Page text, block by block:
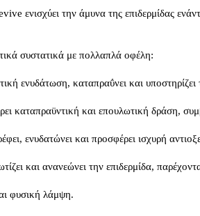
ενισχύει την άμυνα της επιδερμίδας
συστατικά με πολλαπλά οφέλη:
ενυδάτωση, καταπραΰνει και υποστηρίζει
και επουλωτική δράση,
ενυδατώνει και προσφέρει ισχυρή
και ανανεώνει την επιδερμίδα,
φυσική λάμψη.